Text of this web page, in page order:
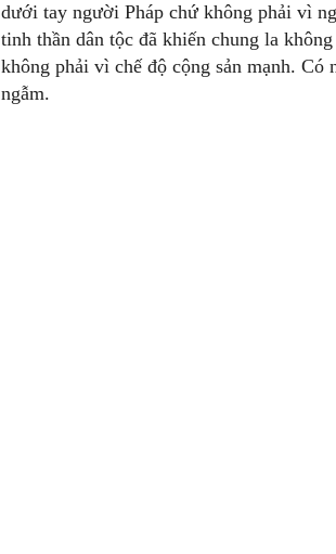
dưới tay người Pháp chứ không phải vì
tinh thần dân tộc đã khiến chung la
không phải vì chế độ cộng sản mạnh.
ngẫm.